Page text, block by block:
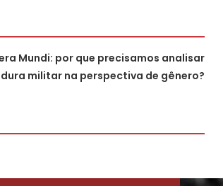
Mundi: por que precisamos analisar
militar na perspectiva de gênero?